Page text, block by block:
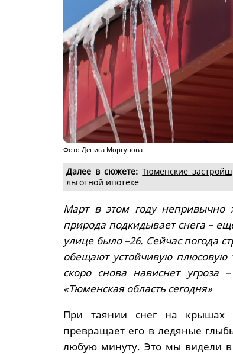
Фото Дениса Моргунова
Далее в сюжете: Тюменские
льготной ипотеке
Март в этом году
природа подкидывает снега –
улице было –26. Сейчас погода
обещают устойчивую плюсовую
скоро снова нависнет угроза
«Тюменская область сегодня»
При таянии снег на крышах
превращает его в ледяные
любую минуту. Это мы видели в